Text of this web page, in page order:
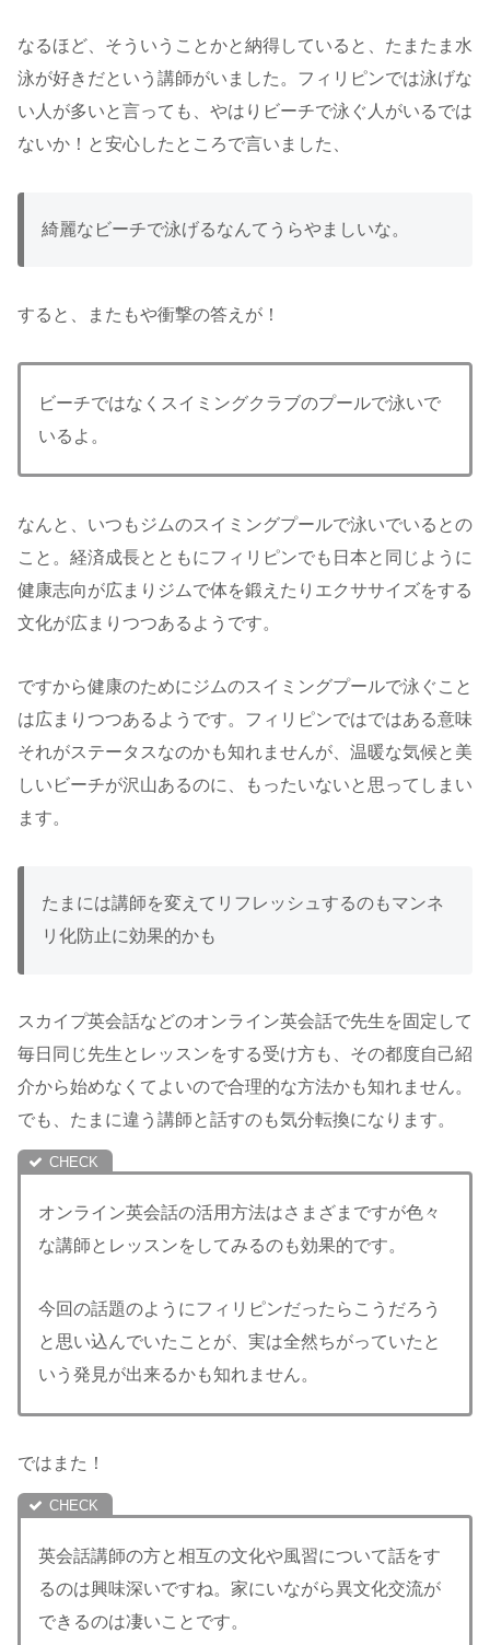
なるほど、そういうことかと納得していると、たまたま水
泳が好きだという講師がいました。フィリピンでは泳げな
い人が多いと言っても、やはりビーチで泳ぐ人がいるでは
ないか！と安心したところで言いました、
綺麗なビーチで泳げるなんてうらやましいな。
すると、またもや衝撃の答えが！
ビーチではなくスイミングクラブのプールで泳いで
いるよ。
なんと、いつもジムのスイミングプールで泳いでいるとの
こと。経済成長とともにフィリピンでも日本と同じように
健康志向が広まりジムで体を鍛えたりエクササイズをする
文化が広まりつつあるようです。
ですから健康のためにジムのスイミングプールで泳ぐこと
は広まりつつあるようです。フィリピンではではある意味
それがステータスなのかも知れませんが、温暖な気候と美
しいビーチが沢山あるのに、もったいないと思ってしまい
ます。
たまには講師を変えてリフレッシュするのもマンネ
リ化防止に効果的かも
スカイプ英会話などのオンライン英会話で先生を固定して
毎日同じ先生とレッスンをする受け方も、その都度自己紹
介から始めなくてよいので合理的な方法かも知れません。
でも、たまに違う講師と話すのも気分転換になります。
オンライン英会話の活用方法はさまざまですが色々
な講師とレッスンをしてみるのも効果的です。
今回の話題のようにフィリピンだったらこうだろう
と思い込んでいたことが、実は全然ちがっていたと
いう発見が出来るかも知れません。
ではまた！
英会話講師の方と相互の文化や風習について話をす
るのは興味深いですね。家にいながら異文化交流が
できるのは凄いことです。